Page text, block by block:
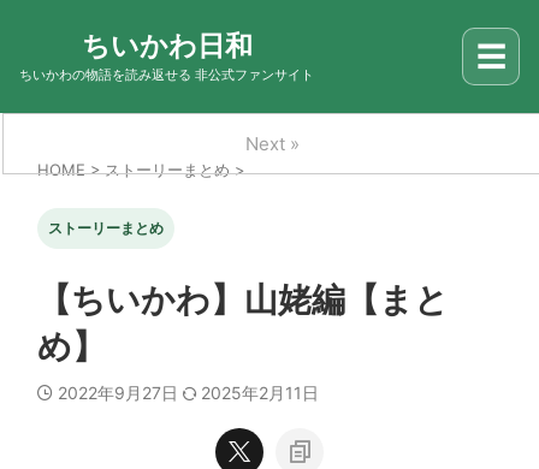
ちいかわ日和
ちいかわの物語を読み返せる 非公式ファンサイト ☰
HOME >ストーリーまとめ >
ストーリーまとめ
【ちいかわ】山姥編【まと
め】
2022年9月27日 2025年2月11日
Next »